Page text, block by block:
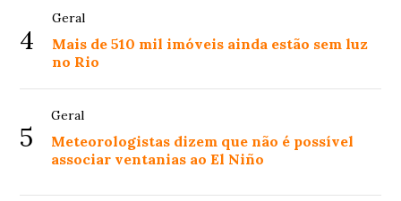
4
Geral
Mais de 510 mil imóveis ainda estão sem luz
no Rio
5
Geral
Meteorologistas dizem que não é possível
associar ventanias ao El Niño